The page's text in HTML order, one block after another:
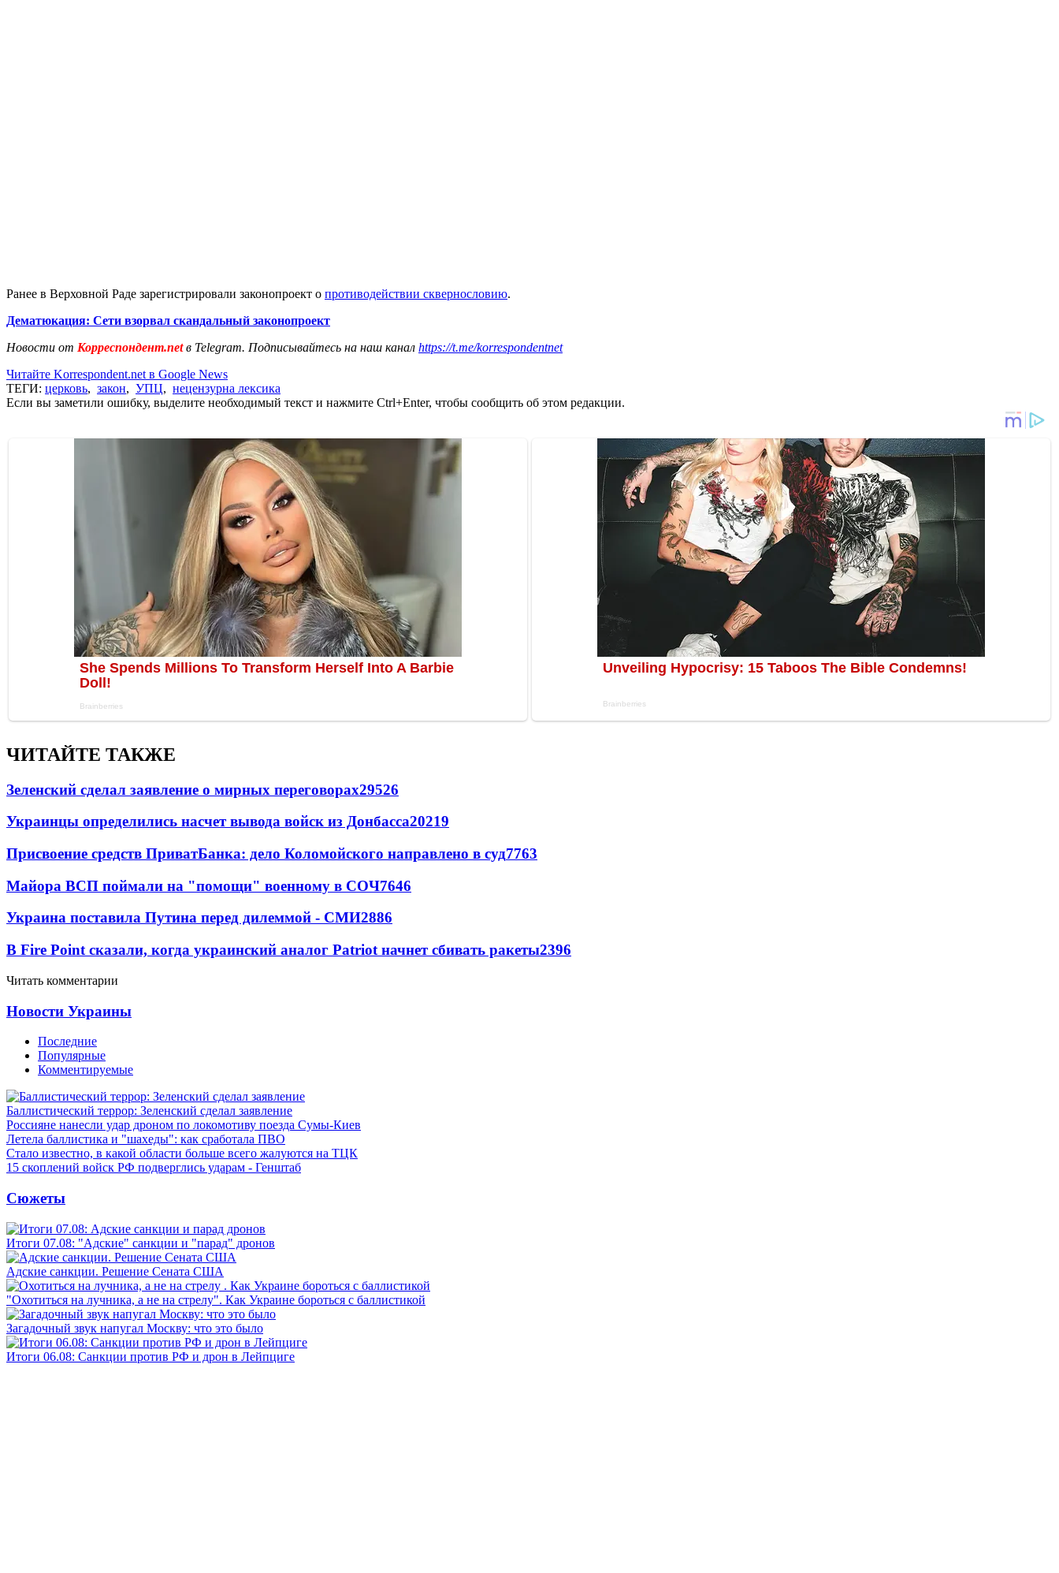
Ранее в Верховной Раде зарегистрировали законопроект о противодействии сквернословию.
Дематюкация: Сети взорвал скандальный законопроект
Новости от Корреспондент.netв Telegram. Подписывайтесь на наш канал https://t.me/korrespondentnet
Читайте Korrespondent.net в Google News
ТЕГИ: церковь, закон, УПЦ, нецензурна лексика
Если вы заметили ошибку, выделите необходимый текст и нажмите Ctrl+Enter, чтобы сообщить об этом редакции.
ЧИТАЙТЕ ТАКЖЕ
Зеленский сделал заявление о мирных переговорах29526
Украинцы определились насчет вывода войск из Донбасса20219
Присвоение средств ПриватБанка: дело Коломойского направлено в суд7763
Майора ВСП поймали на "помощи" военному в СОЧ7646
Украина поставила Путина перед дилеммой - СМИ2886
В Fire Point сказали, когда украинский аналог Patriot начнет сбивать ракеты2396
Читать комментарии
Новости Украины
Последние
Популярные
Комментируемые
Баллистический террор: Зеленский сделал заявление
Россияне нанесли удар дроном по локомотиву поезда Сумы-Киев
Летела баллистика и "шахеды": как сработала ПВО
Стало известно, в какой области больше всего жалуются на ТЦК
15 скоплений войск РФ подверглись ударам - Генштаб
Сюжеты
Итоги 07.08: "Адские" санкции и "парад" дронов
Адские санкции. Решение Сената США
"Охотиться на лучника, а не на стрелу". Как Украине бороться с баллистикой
Загадочный звук напугал Москву: что это было
Итоги 06.08: Санкции против РФ и дрон в Лейпциге